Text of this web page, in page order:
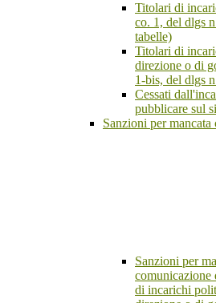
Titolari di
co. 1, del dlgs
tabelle)
Titolari di
direzione o di
1-bis, del dlgs
Cessati
pubblicare sul
Sanzioni per
Sanzioni per
comunicazione
di incarichi